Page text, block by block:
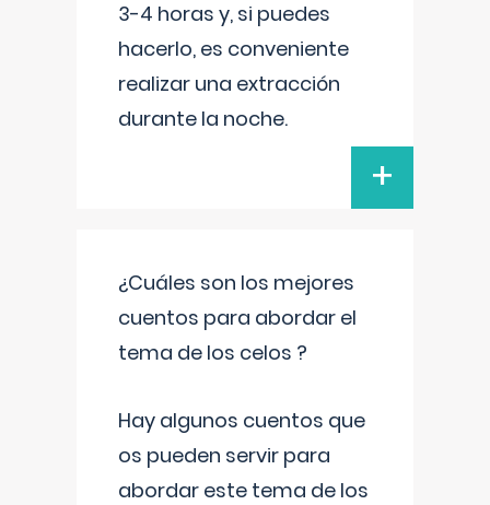
3-4 horas y, si puedes
hacerlo, es conveniente
realizar una extracción
durante la noche.
+
¿Cuáles son los mejores
cuentos para abordar el
tema de los celos ?
Hay algunos cuentos que
os pueden servir para
abordar este tema de los